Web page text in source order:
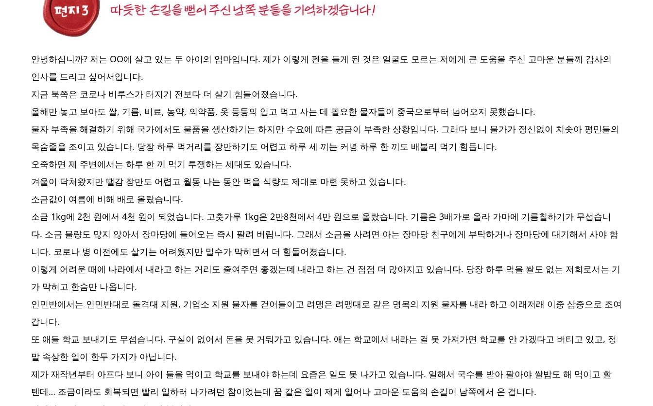
안녕하십니까? 저는 OO에 살고 있는 두 아이의 엄마입니다. 제가 이렇게 펜을 들게 된 것은 얼굴도 모르는 저에게 큰 도움을 주신 고마운 분들께 감사의
인사를 드리고 싶어서입니다.
지금 북쪽은 코로나 비루스가 터지기 전보다 더 살기 힘들어졌습니다.
올해만 놓고 보아도 쌀, 기름, 비료, 농약, 의약품, 옷 등등의 입고 먹고 사는 데 필요한 물자들이 중국으로부터 넘어오지 못했습니다.
물자 부족을 해결하기 위해 국가에서도 물품을 생산하기는 하지만 수요에 따른 공급이 부족한 상황입니다. 그러다 보니 물가가 정신없이 치솟아 평민들의
목숨줄을 조이고 있습니다. 당장 하루 먹거리를 장만하기도 어렵고 하루 세 끼는 커녕 하루 한 끼도 배불리 먹기 힘듭니다.
오죽하면 제 주변에서는 하루 한 끼 먹기 투쟁하는 세대도 있습니다.
겨울이 닥쳐왔지만 땔감 장만도 어렵고 월동 나는 동안 먹을 식량도 제대로 마련 못하고 있습니다.
소금값이 여름에 비해 배로 올랐습니다.
소금 1kg에 2천 원에서 4천 원이 되었습니다. 고춧가루 1kg은 2만8천에서 4만 원으로 올랐습니다. 기름은 3배가로 올라 가마에 기름칠하기가 무섭습니
다. 소금 물량도 많지 않아서 장마당에 들어오는 즉시 팔려 버립니다. 그래서 소금을 사려면 아는 장마당 친구에게 부탁하거나 장마당에 대기해서 사야 합
니다. 코로나 병 이전에도 살기는 어려웠지만 밀수가 막히면서 더 힘들어졌습니다.
이렇게 어려운 때에 나라에서 내라고 하는 거리도 줄여주면 좋겠는데 내라고 하는 건 점점 더 많아지고 있습니다. 당장 하루 먹을 쌀도 없는 저희로서는 기
가 막히고 한숨만 나옵니다.
인민반에서는 인민반대로 돌격대 지원, 기업소 지원 물자를 걷어들이고 려맹은 려맹대로 같은 명목의 지원 물자를 내라 하고 이래저래 이중 삼중으로 조여
갑니다.
또 애들 학교 보내기도 무섭습니다. 구실이 없어서 돈을 못 거둬가고 있습니다. 애는 학교에서 내라는 걸 못 가져가면 학교를 안 가겠다고 버티고 있고, 정
말 속상한 일이 한두 가지가 아닙니다.
제가 재작년부터 아프다 보니 아이 둘을 먹이고 학교를 보내야 하는데 요즘은 일도 못 나가고 있습니다. 일해서 국수를 받아 팔아야 쌀밥도 해 먹이고 할
텐데… 조금이라도 회복되면 빨리 일하러 나가려던 참이었는데 꿈 같은 일이 제게 일어나 고마운 도움의 손길이 남쪽에서 온 겁니다.